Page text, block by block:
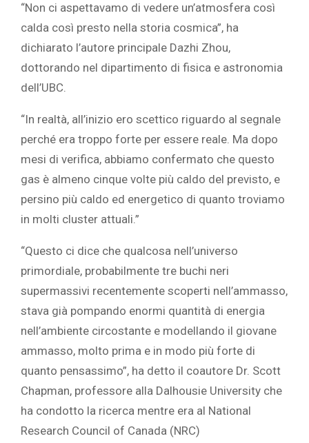
“Non ci aspettavamo di vedere un’atmosfera così
calda così presto nella storia cosmica”, ha
dichiarato l’autore principale Dazhi Zhou,
dottorando nel dipartimento di fisica e astronomia
dell’UBC.
“In realtà, all’inizio ero scettico riguardo al segnale
perché era troppo forte per essere reale. Ma dopo
mesi di verifica, abbiamo confermato che questo
gas è almeno cinque volte più caldo del previsto, e
persino più caldo ed energetico di quanto troviamo
in molti cluster attuali.”
“Questo ci dice che qualcosa nell’universo
primordiale, probabilmente tre buchi neri
supermassivi recentemente scoperti nell’ammasso,
stava già pompando enormi quantità di energia
nell’ambiente circostante e modellando il giovane
ammasso, molto prima e in modo più forte di
quanto pensassimo”, ha detto il coautore Dr. Scott
Chapman, professore alla Dalhousie University che
ha condotto la ricerca mentre era al National
Research Council of Canada (NRC)